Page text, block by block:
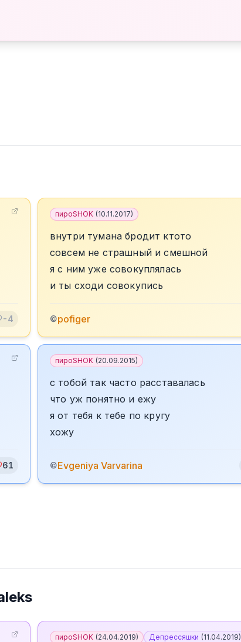
-4
пироSHOK (10.11.2017)
внутри тумана бродит ктото
совсем не страшный и смешной
я с ним уже совокуплялась
и ты сходи совокупись
©pofiger
61
пироSHOK (20.09.2015)
с тобой так часто расставалась
что уж понятно и ежу
я от тебя к тебе по кругу
хожу
©Evgeniya Varvarina
пироSHOK (24.04.2019) Депрессяшки (11.04.2019)